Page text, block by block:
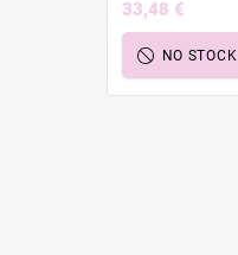
33,48 €
NO STOCK